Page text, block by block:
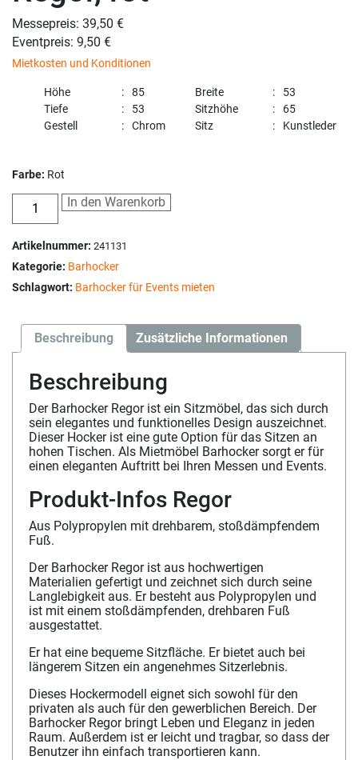
Messepreis: 39,50 €
Eventpreis: 9,50 €
Mietkosten und Konditionen
Höhe 85 Breite
53
Tiefe
53 Sitzhöhe
65
Gestell
Chrom Sitz Kunstleder
Farbe: Rot
In den Warenkorb
Artikelnummer: 241131
Kategorie: Barhocker
Schlagwort: Barhocker für Events mieten
Beschreibung Zusätzliche Informationen
Beschreibung
Der Barhocker Regor ist ein Sitzmöbel, das sich durch
sein elegantes und funktionelles Design auszeichnet.
Dieser Hocker ist eine gute Option für das Sitzen an
hohen Tischen. Als Mietmöbel Barhocker sorgt er für
einen eleganten Auftritt bei Ihren Messen und Events.
Produkt-Infos Regor
Aus Polypropylen mit drehbarem, stoßdämpfendem
Fuß.
Der Barhocker Regor ist aus hochwertigen
Materialien gefertigt und zeichnet sich durch seine
Langlebigkeit aus. Er besteht aus Polypropylen und
ist mit einem stoßdämpfenden, drehbaren Fuß
ausgestattet.
Er hat eine bequeme Sitzfläche. Er bietet auch bei
längerem Sitzen ein angenehmes Sitzerlebnis.
Dieses Hockermodell eignet sich sowohl für den
privaten als auch für den gewerblichen Bereich. Der
Barhocker Regor bringt Leben und Eleganz in jeden
Raum. Außerdem ist er leicht und tragbar, so dass der
Benutzer ihn einfach transportieren kann.